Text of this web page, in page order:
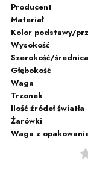
Producent
Materiał
Kolor podstawy/
Wysokość
Szerokość/średnica
Głębokość
Waga
Trzonek
Ilość źródeł światła
Żarówki
Waga z